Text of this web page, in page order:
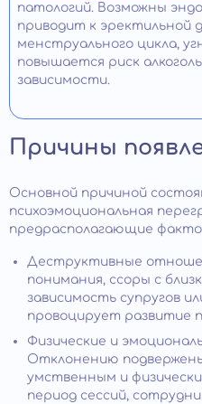
патологий. Возможны
приводит к эректильной
менструального цикла,
повышается риск
зависимости.
Причины
Основной причиной
психоэмоциональная
предрасполагающие
Деструктивные
понимания, ссоры с
зависимость супругов
провоцирует развитие
Физические и
Отклонению
умственным и
период сессий,